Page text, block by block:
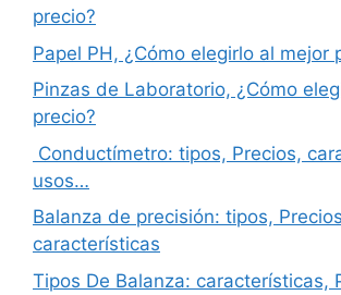
precio?
Papel PH, ¿Cómo elegirlo al mejor
Pinzas de Laboratorio, ¿Cómo
precio?
Conductímetro: tipos, Precios,
usos…
Balanza de precisión: tipos,
características
Tipos De Balanza: características,